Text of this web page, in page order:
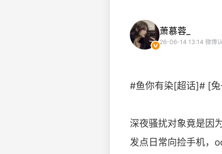
萧慕蓉_
26-06-14 13:14 微博
#鱼你有染[超话]# [
深夜骚扰对象竟是
发点日常向捡手机，